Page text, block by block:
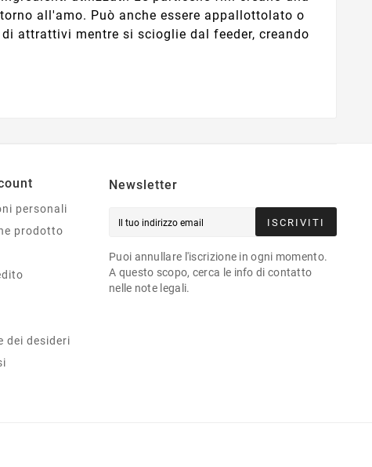
all'amo. Può anche essere appallottolato o
attrattivi mentre si scioglie dal feeder, creando
personali
prodotto
dei desideri
Newsletter
ISCRIVITI
Puoi annullare l'iscrizione in ogni momento.
A questo scopo, cerca le info di contatto
nelle note legali.